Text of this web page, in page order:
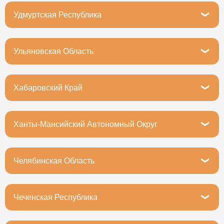
Тюмень, Тихий проезд, 6
Удмуртская Республика
Ижевск, улица Карла Маркса, 287
Ульяновская Область
Ульяновск, Локомотивная улица, 10
Хабаровский Край
Хабаровск, улица Калинина, 38
Ханты-Мансийский Автономный Округ
Ханты-Мансийск, Промышленная улица, 12
Челябинская Область
Челябинск, Комсомольский проспект, 10
Чеченская Республика